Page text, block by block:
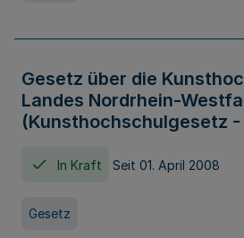
Gesetz über die
Landes Nordrhein-
(Kunsthochschulgesetz -
In Kraft Seit 01. April 2008
Gesetz